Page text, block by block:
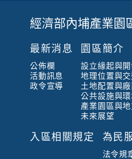
:
:
經濟部內埔產業園
最新消息
公佈欄
活動訊息
政令宣導
園區簡介
設立緣起與
地理位置與交
土地配置與
公共設施與
產業園區與
未來展望
入區相關規定 為民
法令規